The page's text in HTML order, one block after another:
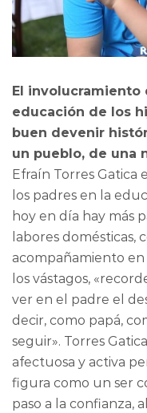
El involucramiento
educación de los
buen devenir
un pueblo, de una
Efraín Torres
los padres en la
hoy en día hay más
labores domésticas,
acompañamiento
los vástagos,
ver en el padre el
decir, como papá,
seguir». Torres
afectuosa y activa
figura como un ser
paso a la confianza,